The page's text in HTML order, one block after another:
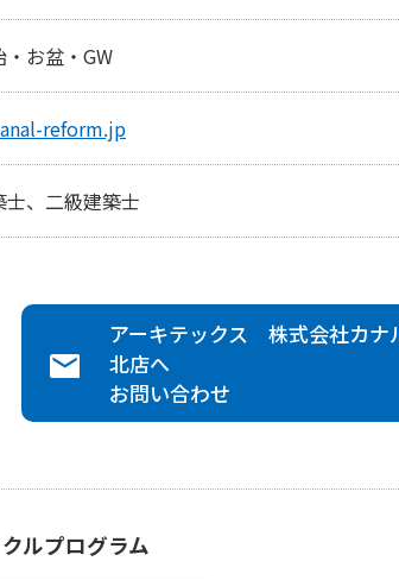
お盆・GW
reform.jp
士、二級建築士
アーキテックス 株式会社カナ
北店へ
お問い合わせ
ルプログラム